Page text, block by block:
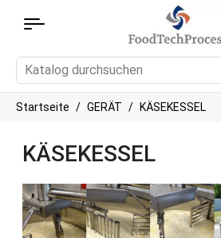
Startseite GERÄT KÄSEKESSEL
KÄSEKESSEL